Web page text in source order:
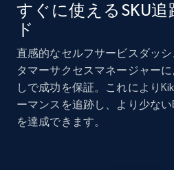
Sku, Product id, Product
and more.
2.1K+ 355+
Home Depot US - Discover
すぐに使えるSKU
ド
直感的なセルフサービスダッ
タマーサクセスマネージャー
しで成功を保証。これにより
ーマンスを追跡し、より少な
を達成できます。